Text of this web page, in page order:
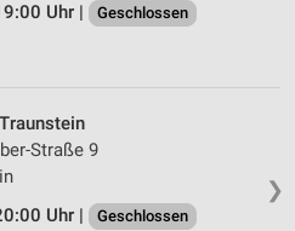
Uhr |
Geschlossen
❯
Straße 9
Uhr |
Geschlossen